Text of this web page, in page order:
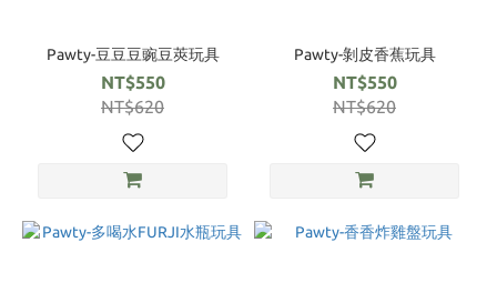
Pawty-豆豆豆豌豆莢玩具
NT$550
NT$620
Pawty-剝皮香蕉玩具
NT$550
NT$620